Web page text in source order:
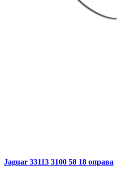
Jaguar 33113 3100 58 18 оправа